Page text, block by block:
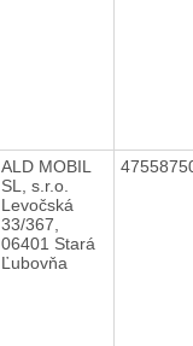
ALD MOBIL
SL, s.r.o.
Levočská
33/367,
06401 Stará
Ľubovňa